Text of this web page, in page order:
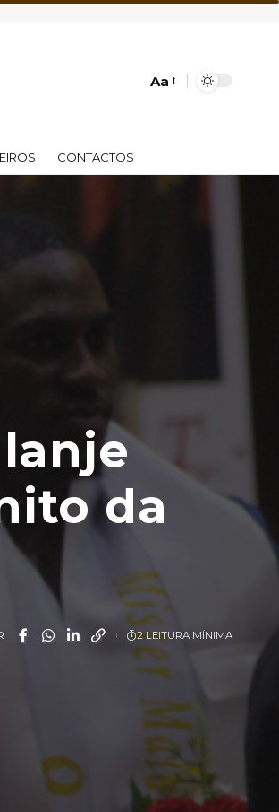
Aa
CONTACTOS
da
2 LEITURA MÍNIMA